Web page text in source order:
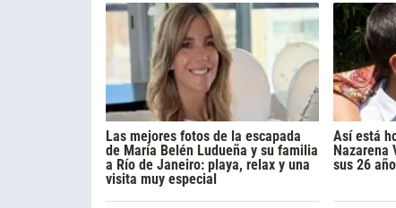
Las mejores fotos de la escapada
de María Belén Ludueña y su familia
a Río de Janeiro: playa, relax y una
visita muy especial
Así está
Nazarena
sus 26